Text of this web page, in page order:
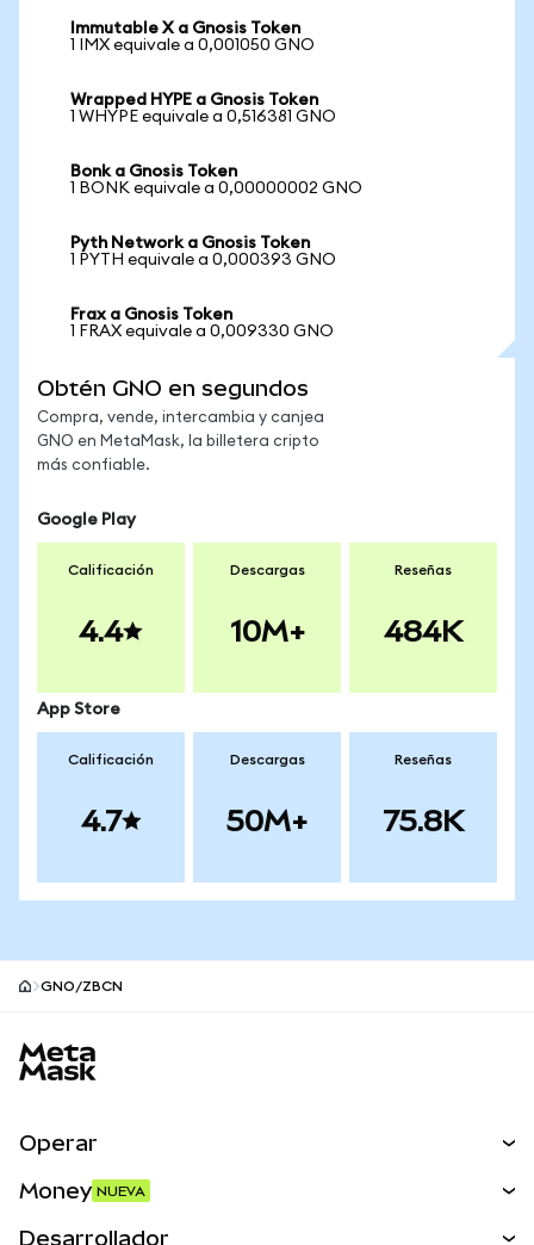
Immutable X a Gnosis Token
1 IMX equivale a 0,001050 GNO
Wrapped HYPE a Gnosis Token
1 WHYPE equivale a 0,516381 GNO
Bonk a Gnosis Token
1 BONK equivale a 0,00000002 GNO
Pyth Network a Gnosis Token
1 PYTH equivale a 0,000393 GNO
Frax a Gnosis Token
1 FRAX equivale a 0,009330 GNO
Obtén GNO en segundos
Compra, vende, intercambia y canjea
GNO en MetaMask, la billetera cripto
más confiable.
Google Play
Calificación
4.4
Descargas
10M+
Reseñas
484K
App Store
Calificación
4.7
Descargas
50M+
Reseñas
75.8K
GNO/ZBCN
Operar
Money NUEVA
Desarrollador